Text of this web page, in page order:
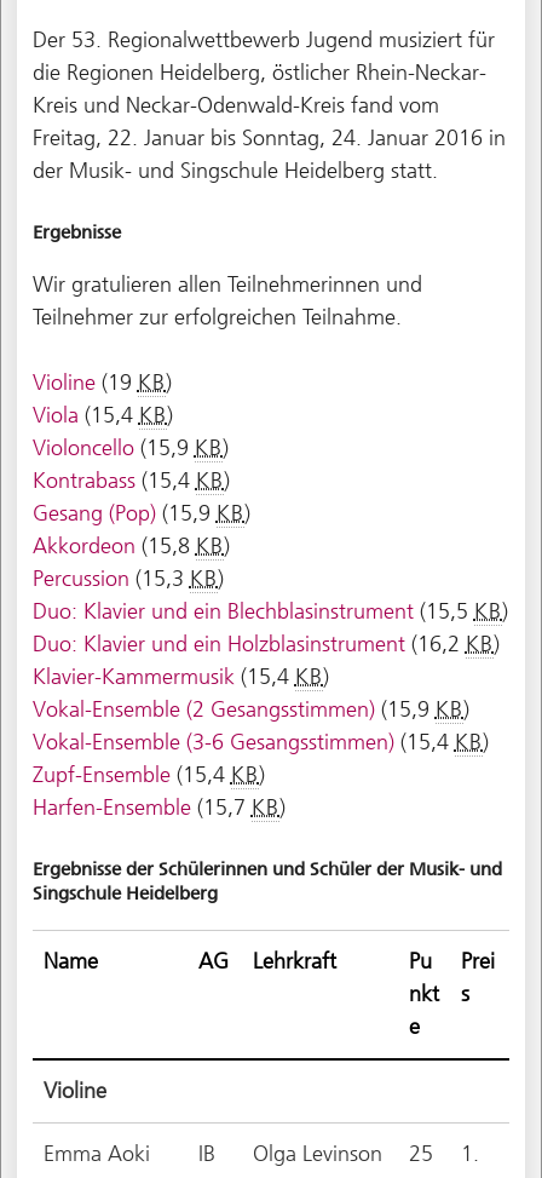
Der 53. Regionalwettbewerb Jugend musiziert für
die Regionen Heidelberg, östlicher Rhein-Neckar-
Kreis und Neckar-Odenwald-Kreis fand vom
Freitag, 22. Januar bis Sonntag, 24. Januar 2016 in
der Musik- und Singschule Heidelberg statt.
Ergebnisse
Wir gratulieren allen Teilnehmerinnen und
Teilnehmer zur erfolgreichen Teilnahme.
Violine(19 KB)
Viola (15,4 KB)
Violoncello (15,9 KB)
Kontrabass(15,4 KB)
Gesang (Pop) (15,9 KB)
Akkordeon (15,8 KB)
Percussion (15,3 KB)
Duo: Klavier und ein Blechblasinstrument(15,5 KB)
Duo: Klavier und ein Holzblasinstrument(16,2 KB)
Klavier-Kammermusik(15,4 KB)
Vokal-Ensemble (2 Gesangsstimmen)(15,9 KB)
Vokal-Ensemble (3-6 Gesangsstimmen)(15,4 KB)
Zupf-Ensemble (15,4 KB)
Harfen-Ensemble(15,7 KB)
Ergebnisse der Schülerinnen und Schüler der Musik- und
Singschule Heidelberg
Name AG Lehrkraft
Pu
nkt
e
Prei
s
Violine
Emma Aoki IB Olga Levinson 25 1.